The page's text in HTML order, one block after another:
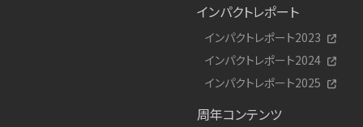
インパクトレポート
インパクトレポート2023
インパクトレポート2024
インパクトレポート2025
周年コンテンツ